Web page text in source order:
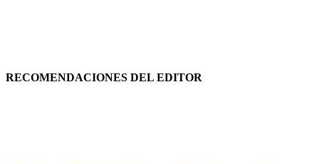
RECOMENDACIONES DEL EDITOR